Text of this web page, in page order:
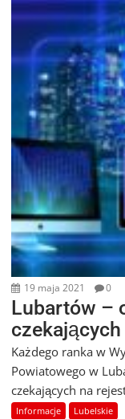
19 maja 2021 0
Lubartów –
Każdego ranka w
Powiatowego w
czekających na
Informacje Lubelskie